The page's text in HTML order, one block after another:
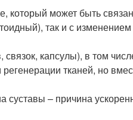
который может быть
так и с изменением
капсулы), в том
тканей, но
суставы – причина